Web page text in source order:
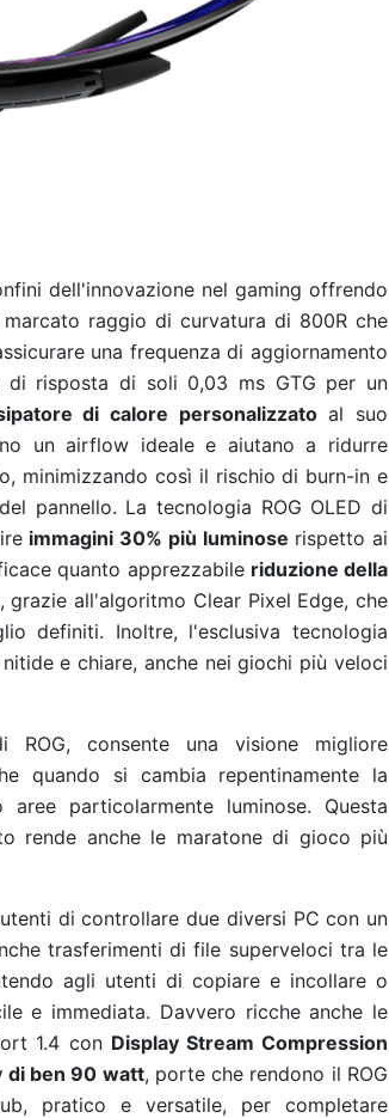
dell'innovazione nel gaming offrendo
raggio di curvatura di 800R che
una frequenza di aggiornamento
risposta di soli 0,03 ms GTG per un
di calore personalizzatoal suo
un airflow ideale e aiutano a ridurre
minimizzando così il rischio di burn-in e
pannello. La tecnologia ROG OLED di
immagini 30% più luminose rispetto ai
quanto apprezzabile riduzione della
grazie all'algoritmo Clear Pixel Edge, che
definiti. Inoltre, l'esclusiva tecnologia
e chiare, anche nei giochi più veloci
ROG, consente una visione migliore
quando si cambia repentinamente la
particolarmente luminose. Questa
rende anche le maratone di gioco più
di controllare due diversi PC con un
trasferimenti di file superveloci tra le
agli utenti di copiare e incollare o
e immediata. Davvero ricche anche le
1.4 con Display Stream Compression
di ben 90 watt, porte che rendono il ROG
pratico e versatile, per completare